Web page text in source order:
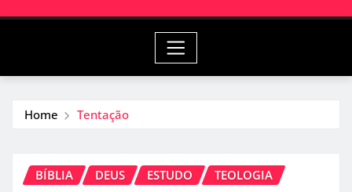
Home Tentação
BÍBLIA DEUS ESTUDO TEOLOGIA